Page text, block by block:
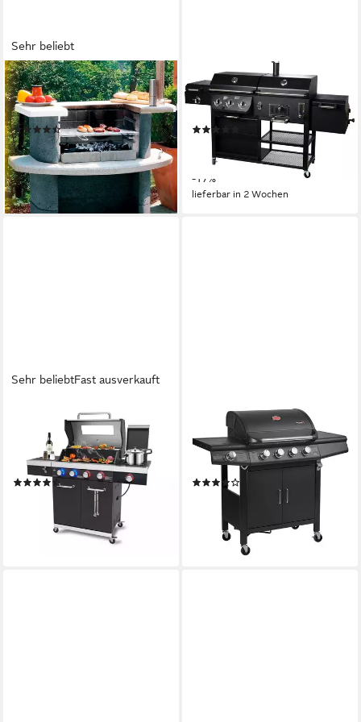
Sehr beliebt
BUSCHBECK
Holzkohlegrill Grillbar Rica,
BxTxH: 110x65x93 cm
(116)
229,99 €
21,01 €mtl. in 12 Raten
lieferbar - in 6-8 Werktagen bei dir
EL FUEGO
Gasgrill Arizona, BxTxH:
203x60x127 cm
ab 579,99 € UVP699,95 €
16,84 €mtl. in 48 Raten
-17%
lieferbar in 2 Wochen
Sehr beliebtFast ausverkauft
Gasgrill Gasgrill "Kingsten"
von El Fuego®, 4 + 1 Brenner
inkl. viel Zubehör
(34)
479,00 €
599,00 €
mtl. in 36 Raten
lieferbar - in 2-3 Werktagen bei dir
Gasgrill RED, 4+1,
Piezozündung, mit Grillspieß-
Auflage
ab 199,99 €
299,99 €
lieferbar - in 3-4 Werktagen bei dir